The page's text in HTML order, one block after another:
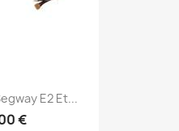
E2 Et...
€